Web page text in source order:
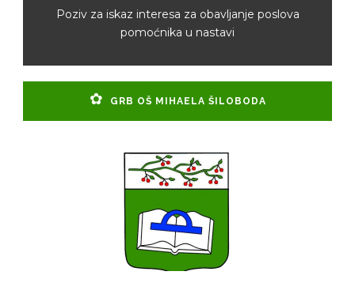
Poziv za iskaz interesa za obavljanje poslova
pomoćnika u nastavi
GRB OŠ MIHAELA ŠILOBODA